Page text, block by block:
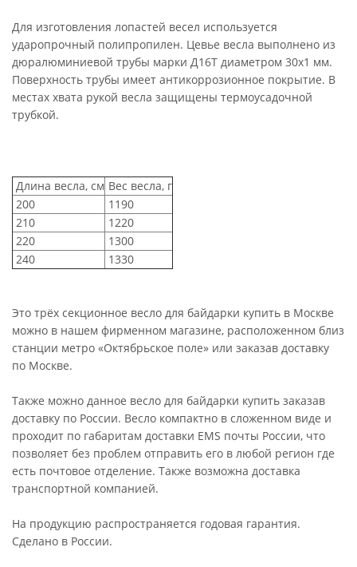
Для изготовления лопастей весел используется
ударопрочный полипропилен. Цевье весла выполнено из
дюралюминиевой трубы марки Д16Т диаметром 30х1 мм.
Поверхность трубы имеет антикоррозионное покрытие. В
местах хвата рукой весла защищены термоусадочной
трубкой.
Длина весла, см Вес весла, г
200
1190
210
1220
220
1300
240
1330
Это трёх секционное весло для байдарки купить в Москве
можно в нашем фирменном магазине, расположенном близ
станции метро «Октябрьское поле» или заказав доставку
по Москве.
Также можно данное весло для байдарки купить заказав
доставку по России. Весло компактно в сложенном виде и
проходит по габаритам доставки EMS почты России, что
позволяет без проблем отправить его в любой регион где
есть почтовое отделение. Также возможна доставка
транспортной компанией.
На продукцию распространяется годовая гарантия.
Сделано в России.